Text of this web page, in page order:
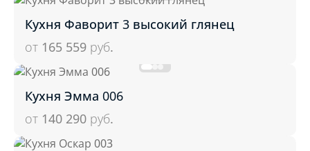
Кухня Фаворит 3 высокий глянец
от 165 559 руб.
Кухня Эмма 006
от 140 290 руб.